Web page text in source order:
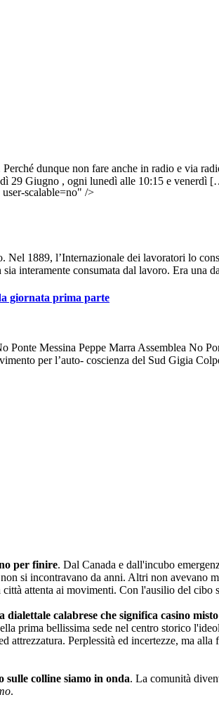
scalable=no" />
dunque non fare anche in radio e via
29 Giugno , ogni lunedì alle 10:15 e venerdì
1889, l’Internazionale dei lavoratori lo
interamente consumata dal lavoro. Era
giornata prima parte
Ponte Messina Peppe Marra Assemblea
per l’auto- coscienza del Sud Gigia
per finire. Dal Canada e dall'incubo
si incontravano da anni. Altri non avevano
attenta ai movimenti. Con l'ausilio del cibo
calabrese che significa casino misto
prima bellissima sede nel centro storico
Perplessità ed incertezze, ma
colline siamo in onda. La comunità
.